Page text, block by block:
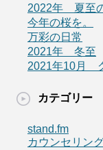
2022年 夏至
今年の桜を。
万彩の日常
2021年 冬至
2021年10月
カテゴリー
stand.fm
カウンセリン